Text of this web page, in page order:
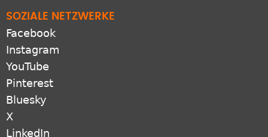
SOZIALE NETZWERKE
Facebook
Instagram
YouTube
Pinterest
Bluesky
X